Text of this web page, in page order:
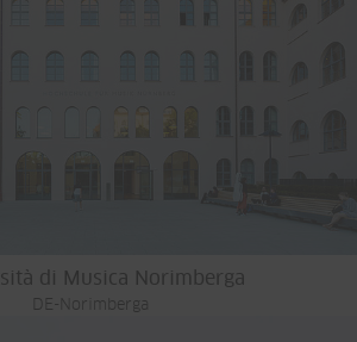
di Musica Norimberga
DE-Norimberga